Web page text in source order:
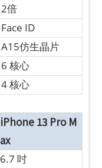
2倍
Face ID
A15仿生晶片
6 核心
4 核心
iPhone 13 Pro M
ax
6.7 吋